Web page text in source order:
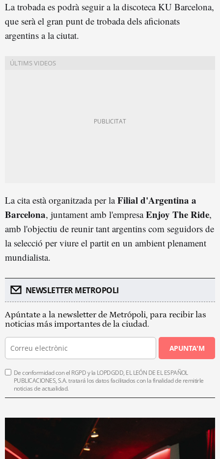
La trobada es podrà seguir a la discoteca KU Barcelona,
que serà el gran punt de trobada dels aficionats
argentins a la ciutat.
La cita està organitzada per laFilial d'Argentina a
Barcelona, juntament amb l'empresaEnjoy The Ride,
amb l'objectiu de reunir tant argentins com seguidors de
la selecció per viure el partit en un ambient plenament
mundialista.
NEWSLETTER METROPOLI
Apúntate a la newsletter de Metrópoli, para recibir las
noticias más importantes de la ciudad.
APUNTA'M
De conformidad con el RGPD y la LOPDGDD, EL LEÓN DE EL ESPAÑOL
PUBLICACIONES, S.A. tratará los datos facilitados con la finalidad de remitirle
noticias de actualidad.